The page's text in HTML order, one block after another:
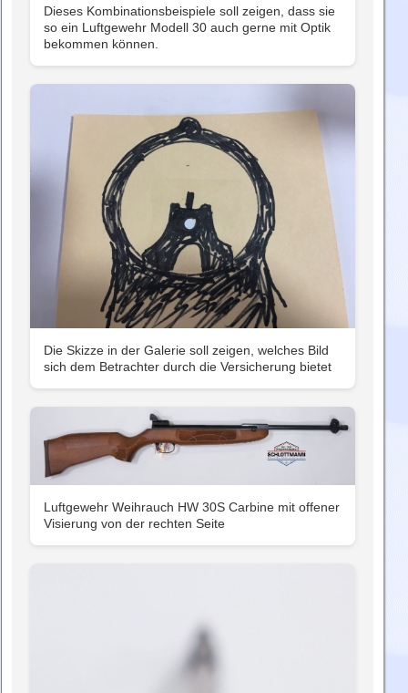
Dieses Kombinationsbeispiele soll zeigen, dass sie
so ein Luftgewehr Modell 30 auch gerne mit Optik
bekommen können.
Die Skizze in der Galerie soll zeigen, welches Bild
sich dem Betrachter durch die Versicherung bietet
Luftgewehr Weihrauch HW 30S Carbine mit offener
Visierung von der rechten Seite